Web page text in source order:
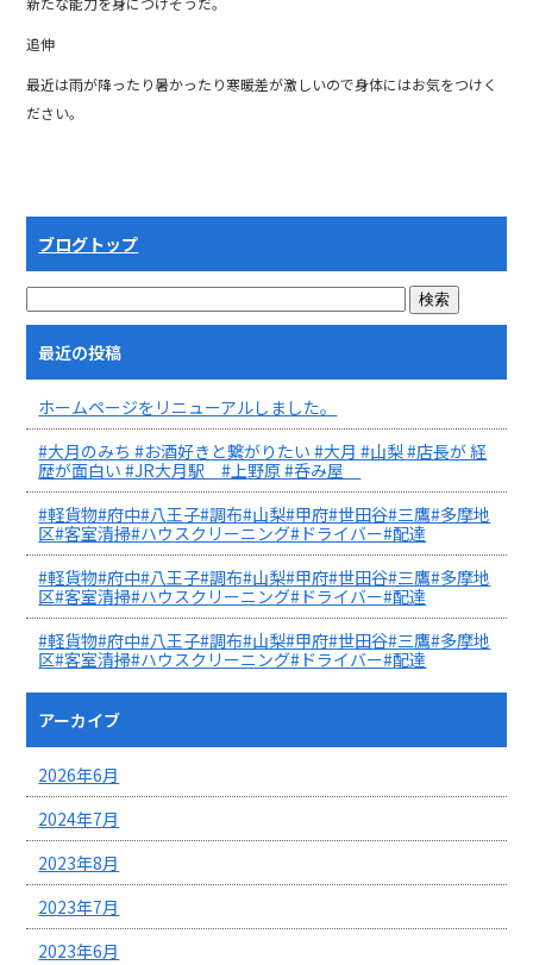
追伸
最近は雨が降ったり暑かったり寒暖差が激しいので身体にはお気をつけく
ださい。
ブログトップ
最近の投稿
ホームページをリニューアルしました。
#大月のみち #お酒好きと繋がりたい #大月 #山梨 #店長が 経
歴が面白い #JR大月駅 #上野原 #呑み屋
#軽貨物#府中#八王子#調布#山梨#甲府#世田谷#三鷹#多摩地
区#客室清掃#ハウスクリーニング#ドライバー#配達
#軽貨物#府中#八王子#調布#山梨#甲府#世田谷#三鷹#多摩地
区#客室清掃#ハウスクリーニング#ドライバー#配達
#軽貨物#府中#八王子#調布#山梨#甲府#世田谷#三鷹#多摩地
区#客室清掃#ハウスクリーニング#ドライバー#配達
アーカイブ
2026年6月
2024年7月
2023年8月
2023年7月
2023年6月